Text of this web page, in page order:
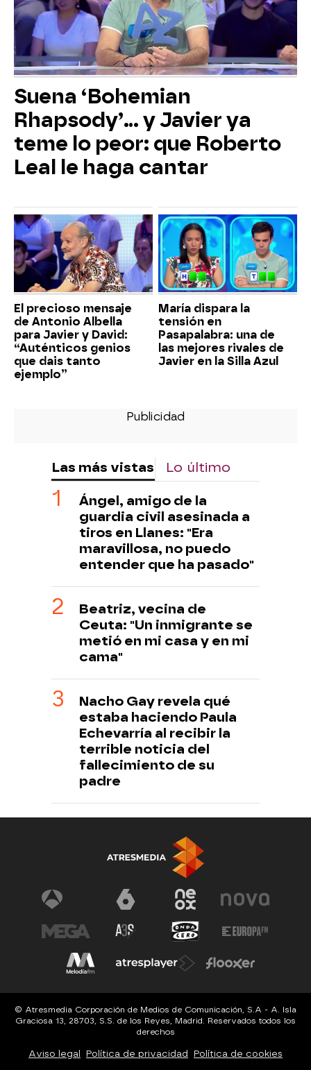
Suena ‘Bohemian
Rhapsody’... y Javier ya
teme lo peor: que Roberto
Leal le haga cantar
El precioso mensaje
de Antonio Albella
para Javier y David:
“Auténticos genios
que dais tanto
ejemplo”
María dispara la
tensión en
Pasapalabra: una de
las mejores rivales de
Javier en la Silla Azul
Las más vistas Lo último
Ángel, amigo de la
guardia civil asesinada a
tiros en Llanes: "Era
maravillosa, no puedo
entender que ha pasado"
Beatriz, vecina de
Ceuta: "Un inmigrante se
metió en mi casa y en mi
cama"
Nacho Gay revela qué
estaba haciendo Paula
Echevarría al recibir la
terrible noticia del
fallecimiento de su
padre
© Atresmedia Corporación de Medios de Comunicación, S.A - A. Isla
Graciosa 13, 28703, S.S. de los Reyes, Madrid. Reservados todos los
derechos
Aviso legal Política de privacidad Política de cookies